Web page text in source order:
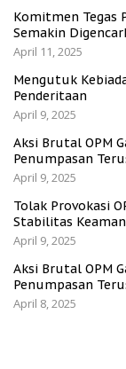
Komitmen Tegas
Semakin
April 11, 2025
Mengutuk
Penderitaan
April 9, 2025
Aksi Brutal OPM
Penumpasan
April 9, 2025
Tolak Provokasi
Stabilitas
April 9, 2025
Aksi Brutal OPM
Penumpasan
April 8, 2025